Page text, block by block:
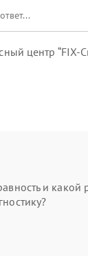
центр “FIX-
и какой